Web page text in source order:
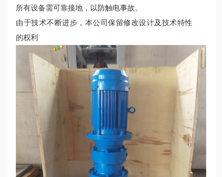
所有设备需可靠接地，以防触电事故。
由于技术不断进步，本公司保留修改设计及技术特性
的权利